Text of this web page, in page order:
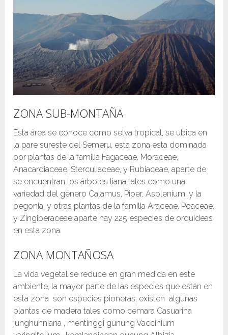
ZONA SUB-MONTAÑA
Esta área se conoce como selva tropical, se ubica en
la pare sureste del Semeru, esta zona esta dominada
por plantas de la familia Fagaceae, Moraceae,
Anacardiaceae, Sterculiaceae, y Rubiaceae, aparte de
se encuentran los árboles liana tales como una
variedad del género Calamus, Piper, Asplenium, y la
begonia, y otras plantas de la familia Araceae, Poaceae,
y Zingiberaceae aparte hay 225 especies de orquídeas
en esta zona.
ZONA MONTAÑOSA
La vida vegetal se reduce en gran medida en este
ambiente, la mayor parte de las especies que están en
esta zona son especies pioneras, existen algunas
plantas de madera tales como cemara Casuarina
junghuhniana , mentinggi gunung Vaccinium